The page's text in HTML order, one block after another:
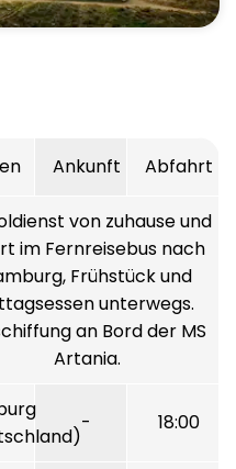
Ankunft Abfahrt
von zuhause und
im Fernreisebus nach
Frühstück und
unterwegs.
an Bord der MS
Artania.
- 18:00